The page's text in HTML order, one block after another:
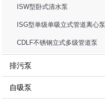
ISW型卧式清水泵
ISG型单级单吸立式管道离心泵
CDLF不锈钢立式多级管道泵
排污泵
自吸泵